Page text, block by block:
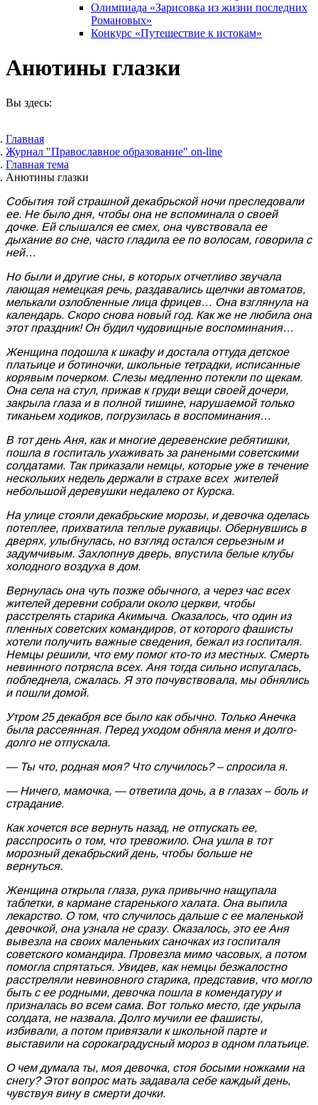
Олимпиада «Зарисовка из жизни последних
Романовых»
Конкурс «Путешествие к истокам»
Анютины глазки
Вы здесь:
Главная
Журнал "Православное образование" on-line
Главная тема
Анютины глазки
События той страшной декабрьской ночи преследовали
ее. Не было дня, чтобы она не вспоминала о своей
дочке. Ей слышался ее смех, она чувствовала ее
дыхание во сне, часто гладила ее по волосам, говорила с
ней…
Но были и другие сны, в которых отчетливо звучала
лающая немецкая речь, раздавались щелчки автоматов,
мелькали озлобленные лица фрицев… Она взглянула на
календарь. Скоро снова новый год. Как же не любила она
этот праздник! Он будил чудовищные воспоминания…
Женщина подошла к шкафу и достала оттуда детское
платьице и ботиночки, школьные тетрадки, исписанные
корявым почерком. Слезы медленно потекли по щекам.
Она села на стул, прижав к груди вещи своей дочери,
закрыла глаза и в полной тишине, нарушаемой только
тиканьем ходиков, погрузилась в воспоминания…
В тот день Аня, как и многие деревенские ребятишки,
пошла в госпиталь ухаживать за ранеными советскими
солдатами. Так приказали немцы, которые уже в течение
нескольких недель держали в страхе всех жителей
небольшой деревушки недалеко от Курска.
На улице стояли декабрьские морозы, и девочка оделась
потеплее, прихватила теплые рукавицы. Обернувшись в
дверях, улыбнулась, но взгляд остался серьезным и
задумчивым. Захлопнув дверь, впустила белые клубы
холодного воздуха в дом.
Вернулась она чуть позже обычного, а через час всех
жителей деревни собрали около церкви, чтобы
расстрелять старика Акимыча. Оказалось, что один из
пленных советских командиров, от которого фашисты
хотели получить важные сведения, бежал из госпиталя.
Немцы решили, что ему помог кто-то из местных. Смерть
невинного потрясла всех. Аня тогда сильно испугалась,
побледнела, сжалась. Я это почувствовала, мы обнялись
и пошли домой.
Утром 25 декабря все было как обычно. Только Анечка
была рассеянная. Перед уходом обняла меня и долго-
долго не отпускала.
— Ты что, родная моя? Что случилось? – спросила я.
— Ничего, мамочка, — ответила дочь, а в глазах – боль и
страдание.
Как хочется все вернуть назад, не отпускать ее,
расспросить о том, что тревожило. Она ушла в тот
морозный декабрьский день, чтобы больше не
вернуться.
Женщина открыла глаза, рука привычно нащупала
таблетки, в кармане старенького халата. Она выпила
лекарство. О том, что случилось дальше с ее маленькой
девочкой, она узнала не сразу. Оказалось, это ее Аня
вывезла на своих маленьких саночках из госпиталя
советского командира. Провезла мимо часовых, а потом
помогла спрятаться. Увидев, как немцы безжалостно
расстреляли невиновного старика, представив, что могло
быть с ее родными, девочка пошла в комендатуру и
призналась во всем сама. Вот только место, где укрыла
солдата, не назвала. Долго мучили ее фашисты,
избивали, а потом привязали к школьной парте и
выставили на сорокаградусный мороз в одном платьице.
О чем думала ты, моя девочка, стоя босыми ножками на
снегу? Этот вопрос мать задавала себе каждый день,
чувствуя вину в смерти дочки.